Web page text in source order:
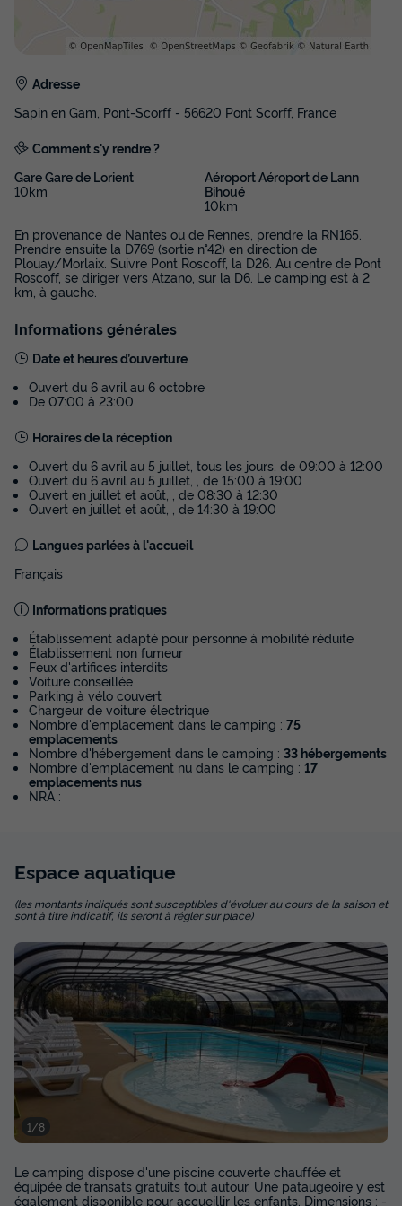
MOBILHOME 5 personnes - Eco (2 chambres)
24/09/2026au01/10/2026
Meilleur prix pour 7 nuits
318 €
Voir les disponibilités
MOBILHOME 4 personnes - Confort (2
chambres)
Annulation gratuite
Surface
30m²
Adultes
4 1
Terrasse semi-couverte Animaux autorisés *
Barbecue
Cafetière
Congélateur
+ 6
MOBILHOME 4 personnes - Confort (2 chambres)
du27/09/2026au04/10/2026
Meilleur prix pour 7 nuits
Modifier les dates
Voir les disponibilités
MOBILHOME 4 personnes - PMR Confort (2
chambres) adapté pour personnes à
mobilité réduite
Annulation gratuite
Surface
30m²
Adultes Chambres
2
Salle de bain
1
Terrasse semi-couverte
Animaux autorisés *
Accueil mobilité réduite
Cafetière
+ 7
MOBILHOME 4 personnes - PMR Confort (2 chambres)
adapté pour personnes à mobilité réduite
du22/09/2026au29/09/2026
Adresse
Sapin en Gam, Pont-Scorff - 56620 Pont Scorff, France
Comment s'y rendre ?
Gare Gare de Lorient
10km
Aéroport Aéroport de Lann
Bihoué
10km
En provenance de Nantes ou de Rennes, prendre la RN165.
Prendre ensuite la D769 (sortie n°42) en direction de
Plouay/Morlaix. Suivre Pont Roscoff, la D26. Au centre de Pont
Roscoff, se diriger vers Atzano, sur la D6. Le camping est à 2
km, à gauche.
Informations générales
Date et heures d’ouverture
Ouvert du 6 avril au 6 octobre
De 07:00 à 23:00
Horaires de la réception
Ouvert du 6 avril au 5 juillet, tous les jours, de 09:00 à 12:00
Ouvert du 6 avril au 5 juillet, , de 15:00 à 19:00
Ouvert en juillet et août, , de 08:30 à 12:30
Ouvert en juillet et août, , de 14:30 à 19:00
Langues parlées à l'accueil
Français
Informations pratiques
Établissement adapté pour personne à mobilité réduite
Établissement non fumeur
Feux d'artifices interdits
Voiture conseillée
Parking à vélo couvert
Chargeur de voiture électrique
Nombre d'emplacement dans le camping : 75
emplacements
Nombre d'hébergement dans le camping : 33 hébergements
Nombre d'emplacement nu dans le camping : 17
emplacements nus
NRA :
Espace aquatique
(les montants indiqués sont susceptibles d'évoluer au cours de la saison et
sont à titre indicatif, ils seront à régler sur place)
1/8
Le camping dispose d'une piscine couverte chauffée et
équipée de transats gratuits tout autour. Une pataugeoire y est
également disponible pour accueillir les enfants. Dimensions : -